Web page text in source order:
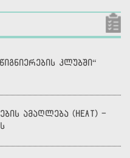
კლუბში“
ამაღლება (HEAT) -